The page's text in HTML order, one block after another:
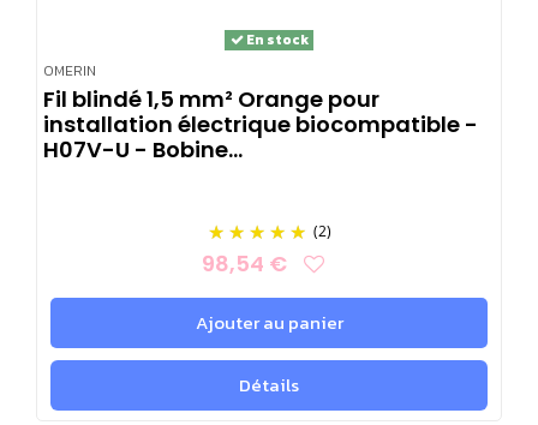
OMERIN
En stock
Fil blindé 1,5 mm² Orange pour
installation électrique biocompatible -
H07V-U - Bobine...
(2)
98,54 €
Ajouter au panier
Détails